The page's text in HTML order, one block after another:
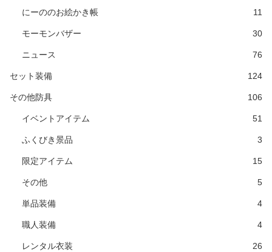
にーののお絵かき帳 11
モーモンバザー 30
ニュース 76
セット装備 124
その他防具 106
イベントアイテム 51
ふくびき景品 3
限定アイテム 15
その他 5
単品装備 4
職人装備 4
レンタル衣装 26